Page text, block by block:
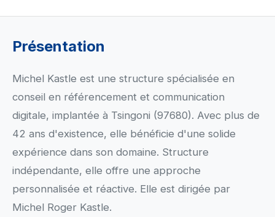
Présentation
Michel Kastle est une structure spécialisée en
conseil en référencement et communication
digitale, implantée à Tsingoni (97680). Avec plus de
42 ans d'existence, elle bénéficie d'une solide
expérience dans son domaine. Structure
indépendante, elle offre une approche
personnalisée et réactive. Elle est dirigée par
Michel Roger Kastle.